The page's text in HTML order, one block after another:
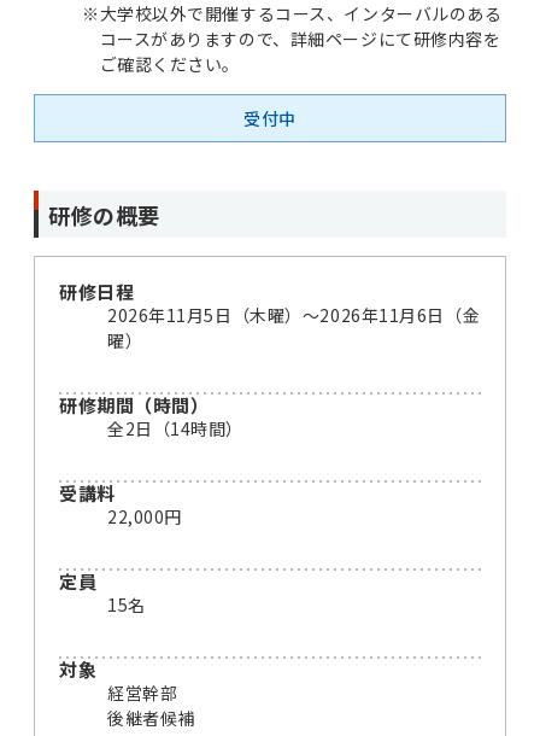
※大学校以外で開催するコース、インターバルのある
コースがありますので、詳細ページにて研修内容を
ご確認ください。
受付中
研修の概要
研修日程
2026年11月5日（木曜）～2026年11月6日（金
曜）
研修期間（時間）
全2日（14時間）
受講料
22,000円
定員
15名
対象
経営幹部
後継者候補